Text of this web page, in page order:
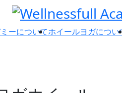
ーについてホイールヨガについ